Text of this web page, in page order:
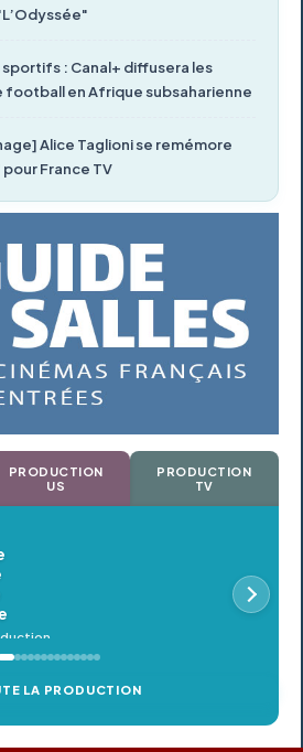
sportifs : Canal+ diffusera les
football en Afrique subsaharienne
Alice Taglioni se remémore
France TV
PRODUCTION
US
PRODUCTION
TV
LA PRODUCTION